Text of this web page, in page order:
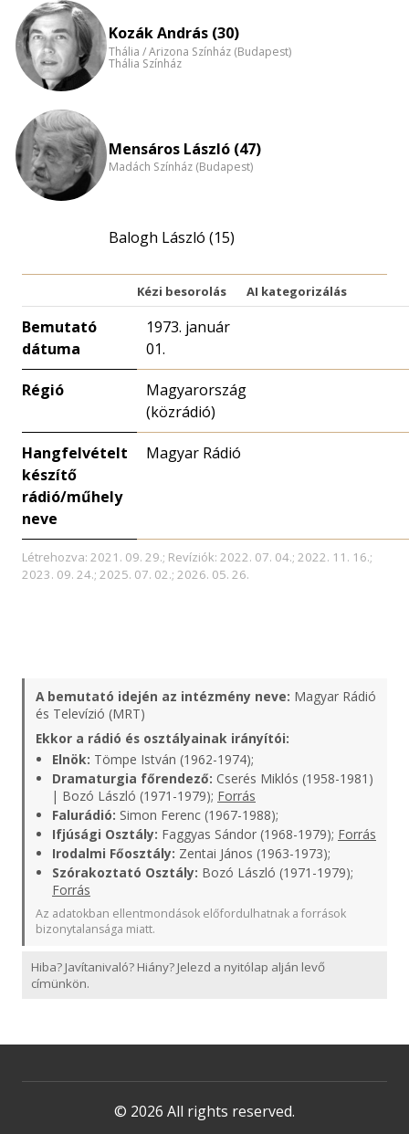
Kozák András (30)
Thália / Arizona Színház (Budapest)
Thália Színház
Mensáros László (47)
Madách Színház (Budapest)
Balogh László (15)
Kézi besorolás AI kategorizálás
Bemutató
dátuma
1973. január
01.
Régió
Magyarország
(közrádió)
Hangfelvételt
készítő
rádió/műhely
neve
Magyar Rádió
Létrehozva: 2021. 09. 29.; Revíziók: 2022. 07. 04.; 2022. 11. 16.;
2023. 09. 24.; 2025. 07. 02.; 2026. 05. 26.
A bemutató idején az intézmény neve: Magyar Rádió
és Televízió (MRT)
Ekkor a rádió és osztályainak irányítói:
Elnök: Tömpe István (1962-1974);
Dramaturgia főrendező: Cserés Miklós (1958-1981)
| Bozó László (1971-1979); Forrás
Falurádió: Simon Ferenc (1967-1988);
Ifjúsági Osztály: Faggyas Sándor (1968-1979); Forrás
Irodalmi Főosztály: Zentai János (1963-1973);
Szórakoztató Osztály: Bozó László (1971-1979);
Forrás
Az adatokban ellentmondások előfordulhatnak a források
bizonytalansága miatt.
Hiba? Javítanivaló? Hiány? Jelezd a nyitólap alján levő
címünkön.
© 2026 All rights reserved.